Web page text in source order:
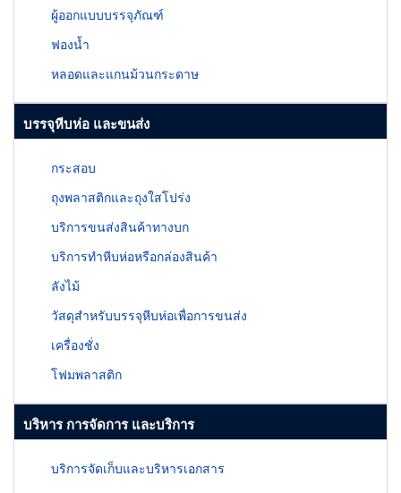
ผู้ออกแบบบรรจุภัณฑ์
ฟองน้ำ
หลอดและแกนม้วนกระดาษ
บรรจุหีบห่อ และขนส่ง
กระสอบ
ถุงพลาสติกและถุงใสโปร่ง
บริการขนส่งสินค้าทางบก
บริการทำหีบห่อหรือกล่องสินค้า
ลังไม้
วัสดุสำหรับบรรจุหีบห่อเพื่อการขนส่ง
เครื่องชั่ง
โฟมพลาสติก
บริหาร การจัดการ และบริการ
บริการจัดเก็บและบริหารเอกสาร